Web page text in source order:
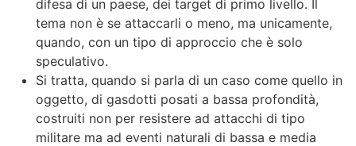
difesa di un paese, dei target di primo livello. Il
tema non è se attaccarli o meno, ma unicamente,
quando, con un tipo di approccio che è solo
speculativo.
Si tratta, quando si parla di un caso come quello in
oggetto, di gasdotti posati a bassa profondità,
costruiti non per resistere ad attacchi di tipo
militare ma ad eventi naturali di bassa e media